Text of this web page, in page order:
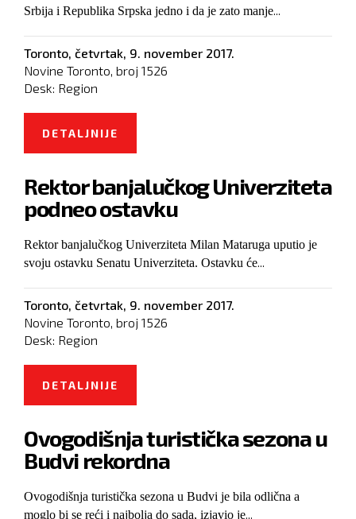
Srbija i Republika Srpska jedno i da je zato manje
Toronto, četvrtak, 9. november 2017.
Novine Toronto, broj 1526
Desk: Region
DETALJNIJE
Rektor banjalučkog Univerziteta
podneo ostavku
Rektor banjalučkog Univerziteta Milan Mataruga uputio je
svoju ostavku Senatu Univerziteta. Ostavku će
Toronto, četvrtak, 9. november 2017.
Novine Toronto, broj 1526
Desk: Region
DETALJNIJE
Ovogodišnja turistička sezona u
Budvi rekordna
Ovogodišnja turistička sezona u Budvi je bila odlična a
moglo bi se reći i najbolja do sada, izjavio je